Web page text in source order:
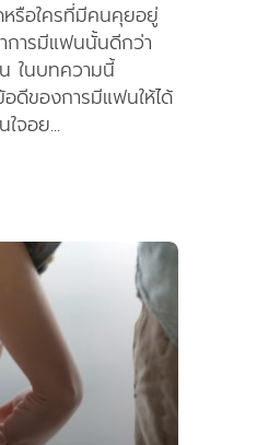
หรือใครที่มีคนคุยอยู่
การมีแฟนนั้นดีกว่า
ในบทความนี้
ดีของการมีแฟนให้ได้
จอย...